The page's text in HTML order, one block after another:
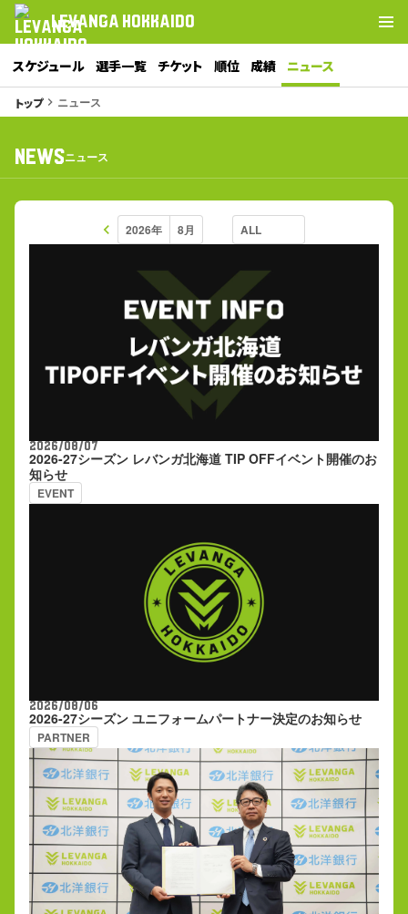
LEVANGA HOKKAIDO
スケジュール 選手一覧 チケット 順位 成績 ニュース
トップkeyboard_arrow_right ニュース
NEWSニュース
keyboard_arrow_left
2026/08/07
2026-27シーズン レバンガ北海道 TIP OFFイベント開催のお
知らせ
EVENT
2026/08/06
2026-27シーズン ユニフォームパートナー決定のお知らせ
PARTNER